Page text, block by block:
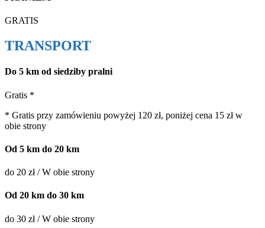
GRATIS
TRANSPORT
Do 5 km od siedziby pralni
Gratis *
* Gratis przy zamówieniu powyżej 120 zł, poniżej cena 15 zł w
obie strony
Od 5 km do 20 km
do 20 zł / W obie strony
Od 20 km do 30 km
do 30 zł / W obie strony